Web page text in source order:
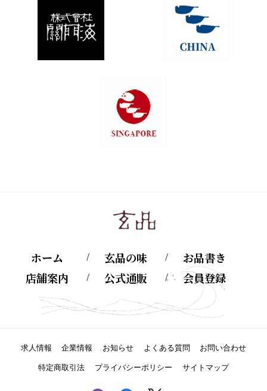
ホーム 玄品の味
お品書き
店舗案内
公式通販 会員登録
求人情報 企業情報 お知らせ よくある質問 お問い合わせ
特定商取引法 プライバシーポリシー サイトマップ